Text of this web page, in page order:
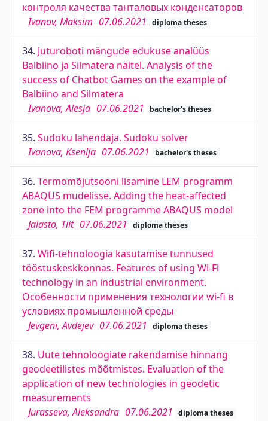
контроля качества танталовых конденсаторов
Ivanov, Maksim 07.06.2021 diploma theses
34. Juturoboti mängude edukuse analüüs
Balbiino ja Silmatera näitel. Analysis of the
success of Chatbot Games on the example of
Balbiino and Silmatera
Ivanova, Alesja 07.06.2021 bachelor's theses
35. Sudoku lahendaja. Sudoku solver
Ivanova, Ksenija 07.06.2021 bachelor's theses
36. Termomõjutsooni lisamine LEM programm
ABAQUS mudelisse. Adding the heat-affected
zone into the FEM programme ABAQUS model
Jalasto, Tiit 07.06.2021 diploma theses
37. Wifi-tehnoloogia kasutamise tunnused
tööstuskeskkonnas. Features of using Wi-Fi
technology in an industrial environment.
Особенности применения технологии wi-fi в
условиях промышленной среды
Jevgeni, Avdejev 07.06.2021 diploma theses
38. Uute tehnoloogiate rakendamise hinnang
geodeetilistes mõõtmistes. Evaluation of the
application of new technologies in geodetic
measurements
Jurasseva, Aleksandra 07.06.2021 diploma theses